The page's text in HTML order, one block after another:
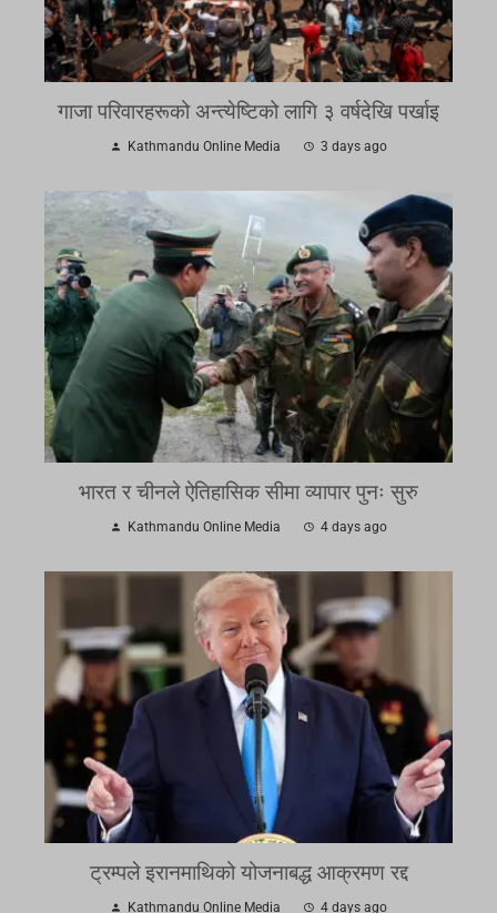
गाजा परिवारहरूको अन्त्येष्टिको लागि ३ वर्षदेखि पर्खाइ
Kathmandu Online Media 3 days ago
भारत र चीनले ऐतिहासिक सीमा व्यापार पुनः सुरु
Kathmandu Online Media 4 days ago
ट्रम्पले इरानमाथिको योजनाबद्ध आक्रमण रद्द
Kathmandu Online Media 4 days ago